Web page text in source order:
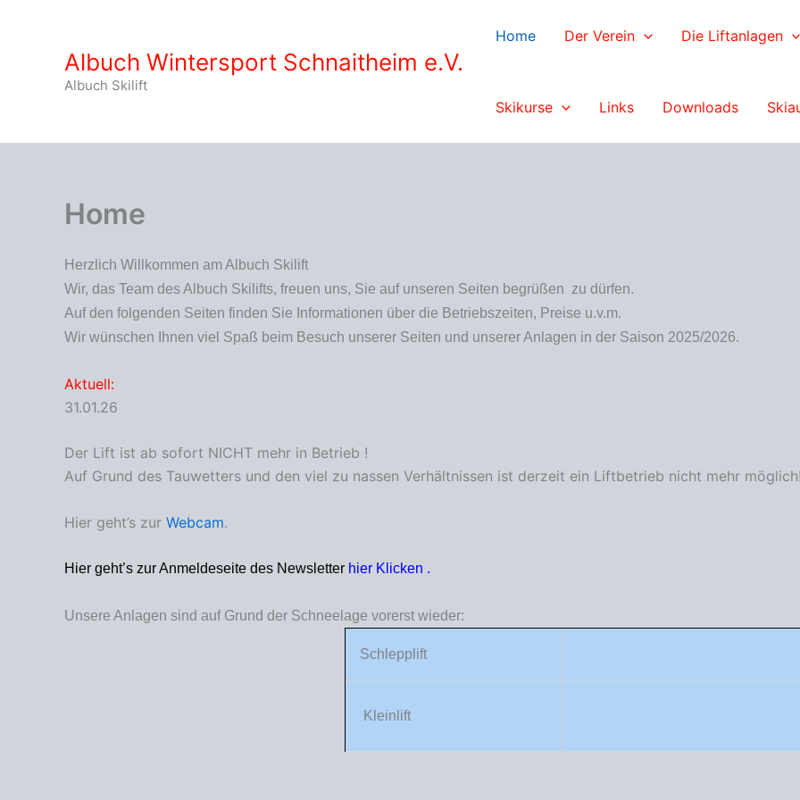
Albuch Wintersport Schnaitheim e.V.
Albuch Skilift
Home Der Verein Die Liftanlagen
Skikurse Links Downloads
Home
Herzlich Willkommen am Albuch Skilift
Wir, das Team des Albuch Skilifts, freuen uns, Sie auf unseren Seiten begrüßen zu dürfen.
Auf den folgenden Seiten finden Sie Informationen über die Betriebszeiten, Preise u.v.m.
Wir wünschen Ihnen viel Spaß beim Besuch unserer Seiten und unserer Anlagen in der Saison 2025/2026.
Aktuell:
31.01.26
Der Lift ist ab sofort NICHT mehr in Betrieb !
Auf Grund des Tauwetters und den viel zu nassen Verhältnissen ist derzeit ein Liftbetrieb nicht mehr
Hier geht’s zur Webcam.
Hier geht’s zur Anmeldeseite des Newsletter hier Klicken .
Unsere Anlagen sind auf Grund der Schneelage vorerst wieder:
Schlepplift
Kleinlift